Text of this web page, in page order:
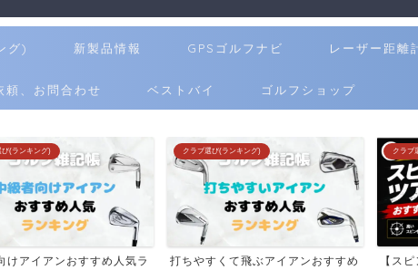
グ) 新製品情報 GPSゴルフナビ レーザー距離
頼、お問合わせ ベストバイ ゴルフショップ
び(ランキング)
けアイアンおすすめ人気ラ
クラブ選び(ランキング)
打ちやすくて飛ぶアイアンおすすめ
クラブ
【ス